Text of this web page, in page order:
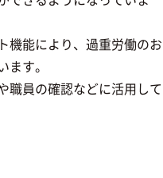
機能により、過重労働のお
す。
職員の確認などに活用して